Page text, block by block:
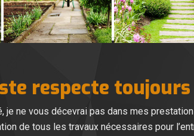
respecte
ne vous décevrai pas dans mes
de tous les travaux nécessaires pour